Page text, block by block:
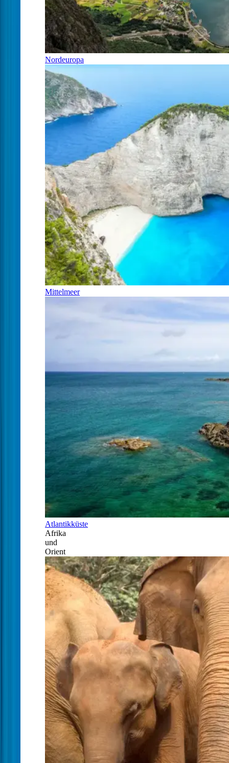
Nordeuropa
Mittelmeer
Atlantikküste
Afrika
und
Orient